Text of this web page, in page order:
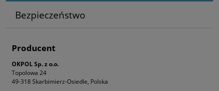
Bezpieczeństwo
Producent
OKPOL Sp. z o.o.
Topolowa 24
49-318 Skarbimierz-Osiedle, Polska